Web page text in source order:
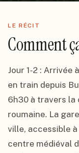
LE RÉCIT
Comment
Jour 1-2 : Arrivée
en train depuis
6h30 à travers la
roumaine. La
ville, accessible à
centre médiéval